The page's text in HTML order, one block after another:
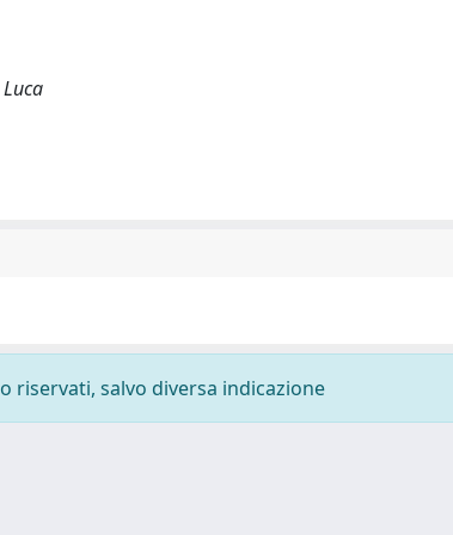
salvo diversa indicazione